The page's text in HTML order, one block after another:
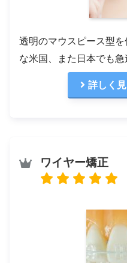
透明のマウスピース型
な米国、また日本でも急
詳しく
ワイヤー矯正